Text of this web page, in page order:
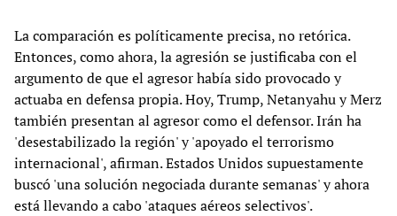
La comparación es políticamente precisa, no retórica.
Entonces, como ahora, la agresión se justificaba con el
argumento de que el agresor había sido provocado y
actuaba en defensa propia. Hoy, Trump, Netanyahu y Merz
también presentan al agresor como el defensor. Irán ha
'desestabilizado la región' y 'apoyado el terrorismo
internacional', afirman. Estados Unidos supuestamente
buscó 'una solución negociada durante semanas' y ahora
está llevando a cabo 'ataques aéreos selectivos'.